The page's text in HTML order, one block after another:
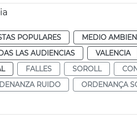
POPULARES
MEDIO
LAS AUDIENCIAS VALENCIA
FALLES SOROLL
RUIDO ORDENANÇA